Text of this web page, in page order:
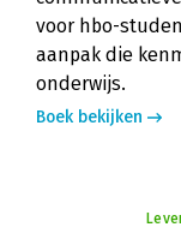
voor hbo-
aanpak die
onderwijs.
Boek bekijken